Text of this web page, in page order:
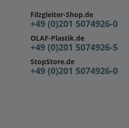
Filzgleiter-Shop.de
+49 (0)201 5074926-0
OLAF-Plastik.de
+49 (0)201 5074926-5
StopStore.de
+49 (0)201 5074926-0